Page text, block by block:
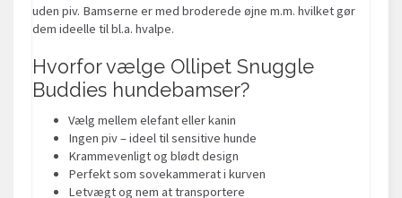
uden piv. Bamserne er med broderede øjne m.m. hvilket gør
dem ideelle til bl.a. hvalpe.
Hvorfor vælge Ollipet Snuggle
Buddies hundebamser?
Vælg mellem elefant eller kanin
Ingen piv – ideel til sensitive hunde
Krammevenligt og blødt design
Perfekt som sovekammerat i kurven
Letvægt og nem at transportere